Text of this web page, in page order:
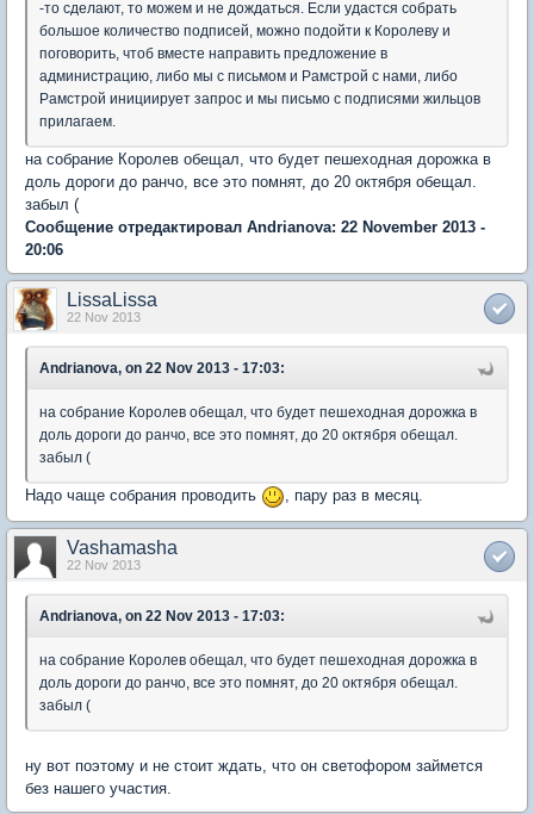
-то сделают, то можем и не дождаться. Если удастся собрать
большое количество подписей, можно подойти к Королеву и
поговорить, чтоб вместе направить предложение в
администрацию, либо мы с письмом и Рамстрой с нами, либо
Рамстрой инициирует запрос и мы письмо с подписями жильцов
прилагаем.
на собрание Королев обещал, что будет пешеходная дорожка в
доль дороги до ранчо, все это помнят, до 20 октября обещал.
забыл (
Сообщение отредактировал Andrianova: 22 November 2013 -
20:06
LissaLissa
22 Nov 2013
Andrianova, on 22 Nov 2013 - 17:03:
на собрание Королев обещал, что будет пешеходная дорожка в
доль дороги до ранчо, все это помнят, до 20 октября обещал.
забыл (
Надо чаще собрания проводить , пару раз в месяц.
Vashamasha
22 Nov 2013
Andrianova, on 22 Nov 2013 - 17:03:
на собрание Королев обещал, что будет пешеходная дорожка в
доль дороги до ранчо, все это помнят, до 20 октября обещал.
забыл (
ну вот поэтому и не стоит ждать, что он светофором займется
без нашего участия.